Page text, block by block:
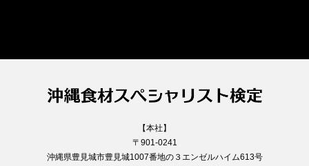
【本社】
〒901-0241
沖縄県豊見城市豊見城1007番地の３エンゼルハイム613号